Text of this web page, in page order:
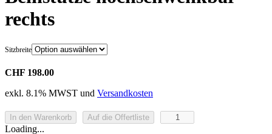
rechts
Sitzbreite
CHF 198.00
exkl. 8.1% MWST und Versandkosten
In den Warenkorb Auf die Offertliste
Beinstütze
hochschwenkbar
Loading...